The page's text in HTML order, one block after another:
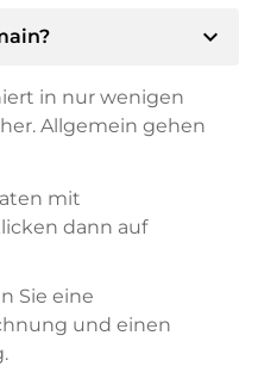
expand_more
in nur wenigen
Allgemein gehen
mit
dann auf
Sie eine
und einen